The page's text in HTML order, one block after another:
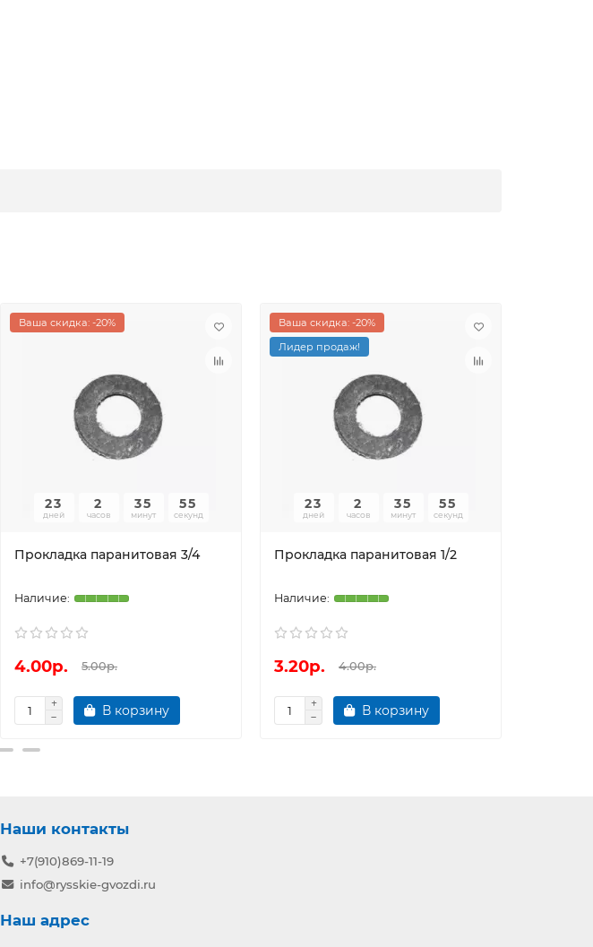
Ваша скидка: -20%
23
дней
2
часов
35
минут
55
секунд
Прокладка паранитовая 3/4
4.00р. 5.00р.
В корзину
Ваша скидка: -20%
Лидер продаж!
23
дней
2
часов
35
минут
55
секунд
Прокладка паранитовая 1/2
3.20р. 4.00р.
В корзину
Наши контакты
+7(910)869-11-19
info@rysskie-gvozdi.ru
Наш адрес